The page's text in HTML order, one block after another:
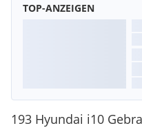
TOP-ANZEIGEN
193 Hyundai i10